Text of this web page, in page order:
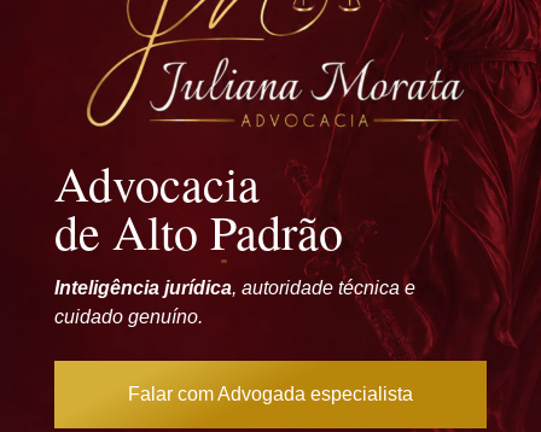
Advocacia
de Alto Padrão
Inteligência jurídica, autoridade técnica e
cuidado genuíno.
Falar com Advogada especialista